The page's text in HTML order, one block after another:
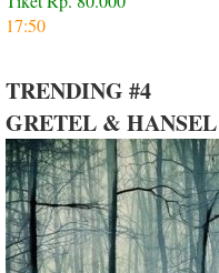
17:50
TRENDING #4
GRETEL & HANSEL